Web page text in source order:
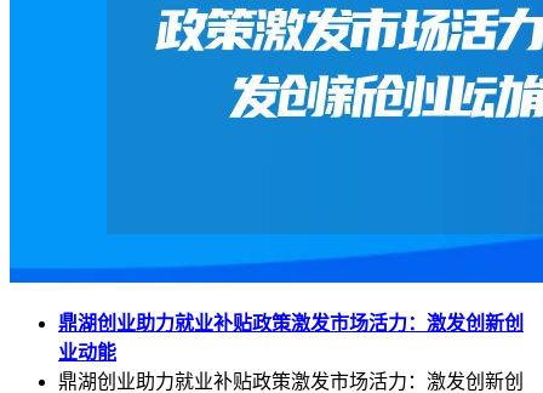
鼎湖创业助力就业补贴政策激发市场活力：激发创新创
业动能
鼎湖创业助力就业补贴政策激发市场活力：激发创新创